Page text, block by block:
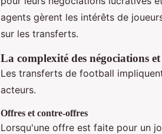
agents gèrent les intérêts de
sur les transferts.
La complexité des négociations et
Les transferts de football
acteurs.
Offres et contre-offres
Lorsqu'une offre est faite pour un